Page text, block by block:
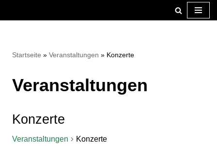
Startseite » Veranstaltungen » Konzerte
Veranstaltungen
Konzerte
Veranstaltungen Konzerte